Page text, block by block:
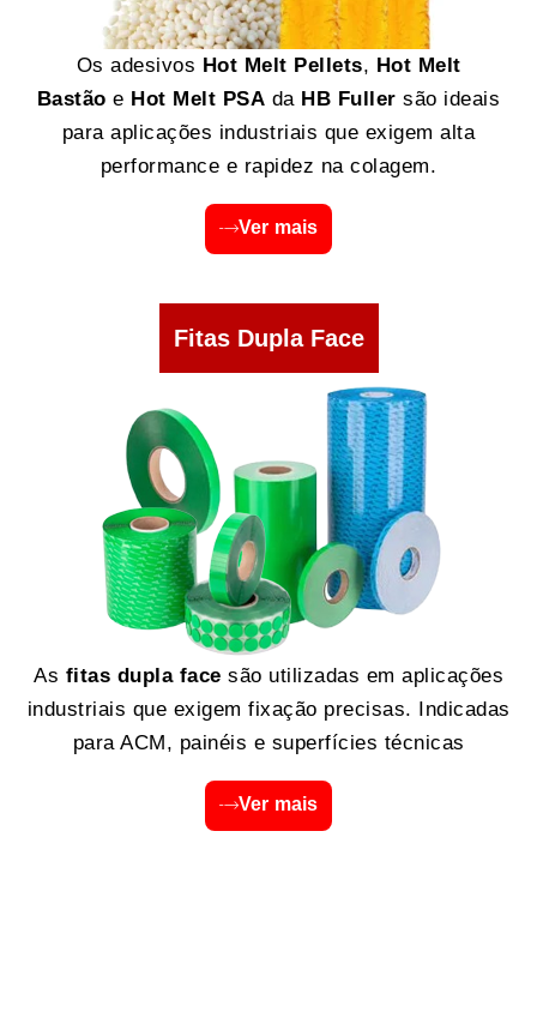
Os adesivos Hot Melt Pellets, Hot Melt
Bastão e Hot Melt PSA da HB Fuller são ideais
para aplicações industriais que exigem alta
performance e rapidez na colagem.
Ver mais
Fitas Dupla Face
As fitas dupla face são utilizadas em aplicações
industriais que exigem fixação precisas. Indicadas
para ACM, painéis e superfícies técnicas
Ver mais